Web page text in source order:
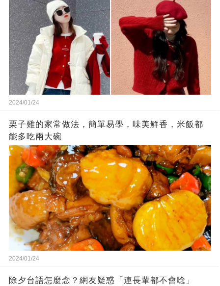
2024/01/24
栗子雞的家常做法，簡單易學，味美鮮香，米飯都
能多吃兩大碗
2024/01/24
除夕台語怎麼念？網友疑惑「連長輩都不會唸」